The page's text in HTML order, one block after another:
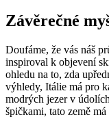
Závěrečné
Doufáme, že vás náš
inspiroval k objevení
ohledu na to, zda
výhledy, Itálie má pro
modrých jezer v
špičkami, tato země